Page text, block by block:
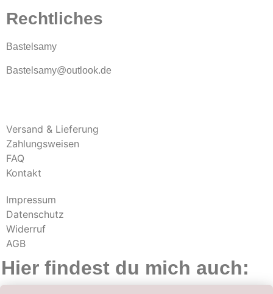
Rechtliches
Bastelsamy
Bastelsamy@outlook.de
Versand & Lieferung
Zahlungsweisen
FAQ
Kontakt
Impressum
Datenschutz
Widerruf
AGB
Hier findest du mich auch: